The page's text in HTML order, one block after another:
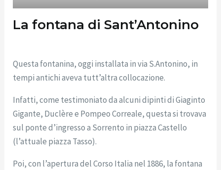
La fontana di Sant’Antonino
Questa fontanina, oggi installata in via S.Antonino, in
tempi antichi aveva tutt’altra collocazione.
Infatti, come testimoniato da alcuni dipinti di Giaginto
Gigante, Duclère e Pompeo Correale, questa si trovava
sul ponte d’ingresso a Sorrento in piazza Castello
(l’attuale piazza Tasso).
Poi, con l’apertura del Corso Italia nel 1886, la fontana